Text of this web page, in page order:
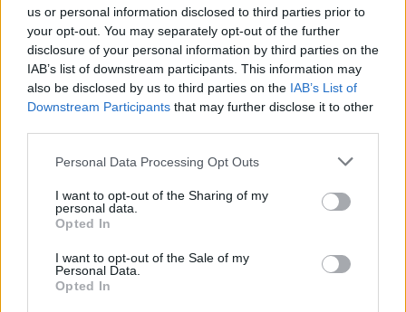
us or personal information disclosed to third parties prior to
your opt-out. You may separately opt-out of the further
disclosure of your personal information by third parties on the
IAB’s list of downstream participants. This information may
also be disclosed by us to third parties on the IAB’s List of
Downstream Participants that may further disclose it to other
Personal Data Processing Opt Outs
I want to opt-out of the Sharing of my
personal data.
Opted In
I want to opt-out of the Sale of my
Personal Data.
Opted In
államkötvények, akár 7,5
százalékos kamattal